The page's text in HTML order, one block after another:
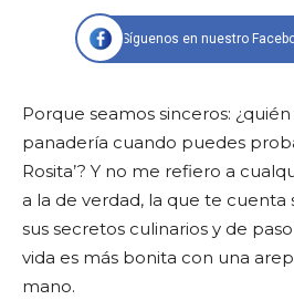
Síguenos en nuestro
Porque seamos sinceros:
panadería cuando puedes
Rosita’? Y no me refiero a
a la de verdad, la que te cuenta
sus secretos culinarios y de
vida es más bonita con una
mano.